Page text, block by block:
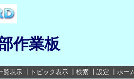
作業板
覧表示 トピック表示 検索 設定 ホー